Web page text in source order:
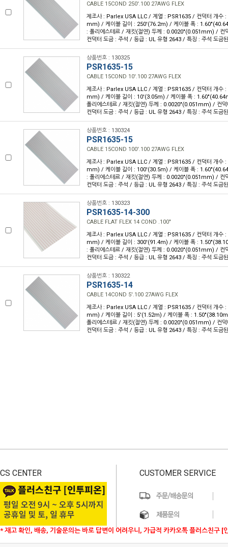
CABLE 15COND 250'.100 27AWG FLEX
제조사 : Parlex USA LLC / 계열 : PSR1635 / 컨덕터 개수
mm) / 케이블 길이 : 250'(76.2m) / 케이블 폭 :
: 폴리에스테르 / 재킷(절연) 두께 : 0.0020"(0.051mm) / 컨
컨덕터 도금 : 주석 / 등급 : UL 유형 2643 / 특징 : 주석 도금
상품번호 : 130325
PSR1635-15
CABLE 15COND 10'.100 27AWG FLEX
제조사 : Parlex USA LLC / 계열 : PSR1635 / 컨덕터 개수
mm) / 케이블 길이 : 10'(3.05m) / 케이블 폭 :
폴리에스테르 / 재킷(절연) 두께 : 0.0020"(0.051mm) / 컨덕
컨덕터 도금 : 주석 / 등급 : UL 유형 2643 / 특징 : 주석 도금
상품번호 : 130324
PSR1635-15
CABLE 15COND 100'.100 27AWG FLEX
제조사 : Parlex USA LLC / 계열 : PSR1635 / 컨덕터 개수
mm) / 케이블 길이 : 100'(30.5m) / 케이블 폭 :
: 폴리에스테르 / 재킷(절연) 두께 : 0.0020"(0.051mm) / 컨
컨덕터 도금 : 주석 / 등급 : UL 유형 2643 / 특징 : 주석 도금
상품번호 : 130323
PSR1635-14-300
CABLE FLAT FLEX 14 COND .100"
제조사 : Parlex USA LLC / 계열 : PSR1635 / 컨덕터 개수
mm) / 케이블 길이 : 300'(91.4m) / 케이블 폭 :
: 폴리에스테르 / 재킷(절연) 두께 : 0.0020"(0.051mm) / 컨
컨덕터 도금 : 주석 / 등급 : UL 유형 2643 / 특징 : 주석 도금
상품번호 : 130322
PSR1635-14
CABLE 14COND 5'.100 27AWG FLEX
제조사 : Parlex USA LLC / 계열 : PSR1635 / 컨덕터 개수
mm) / 케이블 길이 : 5'(1.52m) / 케이블 폭 :
폴리에스테르 / 재킷(절연) 두께 : 0.0020"(0.051mm) / 컨덕
컨덕터 도금 : 주석 / 등급 : UL 유형 2643 / 특징 : 주석 도금
CS CENTER
* 재고 확인, 배송, 기술문의는 바로 답변이 어려우니, 가급적 카카오톡 플러스친구 [
CUSTOMER SERVICE